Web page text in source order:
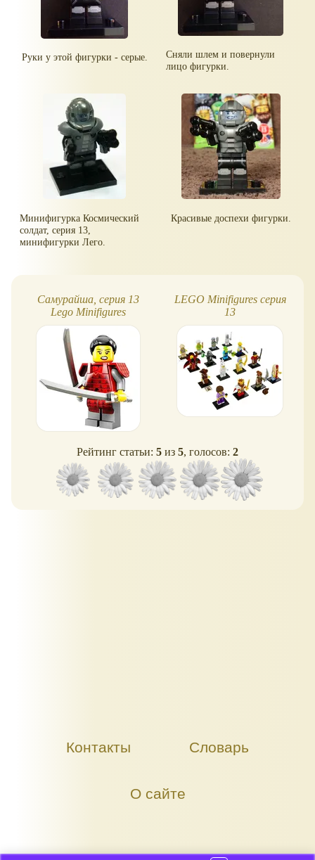
Руки у этой фигурки - серые.
Сняли шлем и повернули
лицо фигурки.
Минифигурка Космический
солдат, серия 13,
минифигурки Лего.
Красивые доспехи фигурки.
Самурайша, серия 13
Lego Minifigures
LEGO Minifigures серия
13
Рейтинг статьи: 5 из 5, голосов: 2
Контакты Словарь
О сайте